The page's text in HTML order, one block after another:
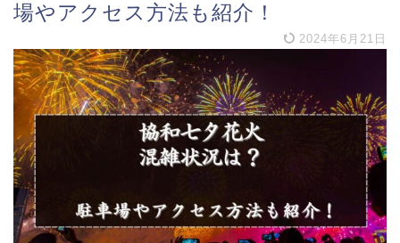
場やアクセス方法も紹介！
2024年6月21日